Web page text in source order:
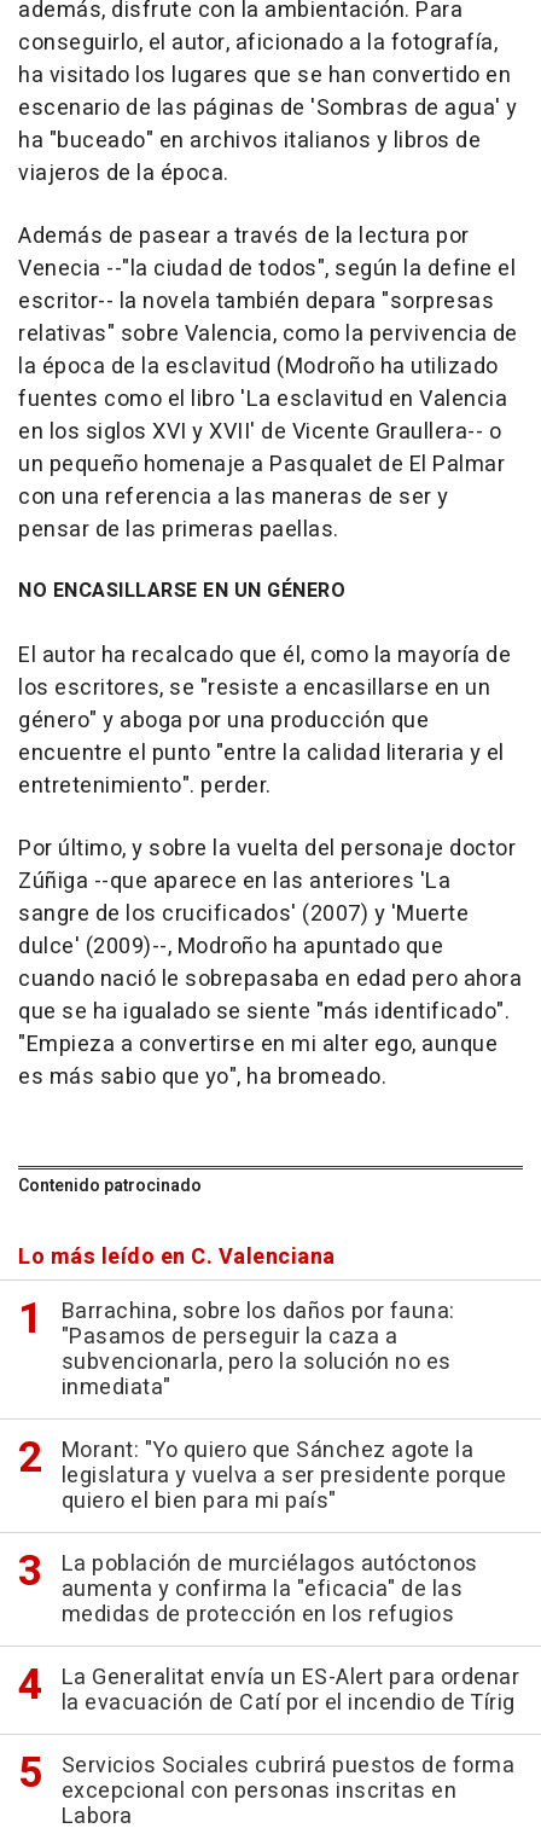
además, disfrute con la ambientación. Para
conseguirlo, el autor, aficionado a la fotografía,
ha visitado los lugares que se han convertido en
escenario de las páginas de 'Sombras de agua' y
ha "buceado" en archivos italianos y libros de
viajeros de la época.
Además de pasear a través de la lectura por
Venecia --"la ciudad de todos", según la define el
escritor-- la novela también depara "sorpresas
relativas" sobre Valencia, como la pervivencia de
la época de la esclavitud (Modroño ha utilizado
fuentes como el libro 'La esclavitud en Valencia
en los siglos XVI y XVII' de Vicente Graullera-- o
un pequeño homenaje a Pasqualet de El Palmar
con una referencia a las maneras de ser y
pensar de las primeras paellas.
NO ENCASILLARSE EN UN GÉNERO
El autor ha recalcado que él, como la mayoría de
los escritores, se "resiste a encasillarse en un
género" y aboga por una producción que
encuentre el punto "entre la calidad literaria y el
entretenimiento". perder.
Por último, y sobre la vuelta del personaje doctor
Zúñiga --que aparece en las anteriores 'La
sangre de los crucificados' (2007) y 'Muerte
dulce' (2009)--, Modroño ha apuntado que
cuando nació le sobrepasaba en edad pero ahora
que se ha igualado se siente "más identificado".
"Empieza a convertirse en mi alter ego, aunque
es más sabio que yo", ha bromeado.
Contenido patrocinado
Lo más leído en C. Valenciana
Barrachina, sobre los daños por fauna:
"Pasamos de perseguir la caza a
subvencionarla, pero la solución no es
inmediata"
Morant: "Yo quiero que Sánchez agote la
legislatura y vuelva a ser presidente porque
quiero el bien para mi país"
La población de murciélagos autóctonos
aumenta y confirma la "eficacia" de las
medidas de protección en los refugios
La Generalitat envía un ES-Alert para ordenar
la evacuación de Catí por el incendio de Tírig
Servicios Sociales cubrirá puestos de forma
excepcional con personas inscritas en
Labora